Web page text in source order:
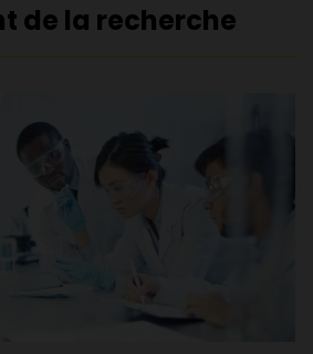
de la recherche